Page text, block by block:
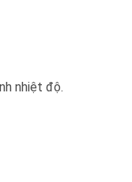
nhiệt độ.